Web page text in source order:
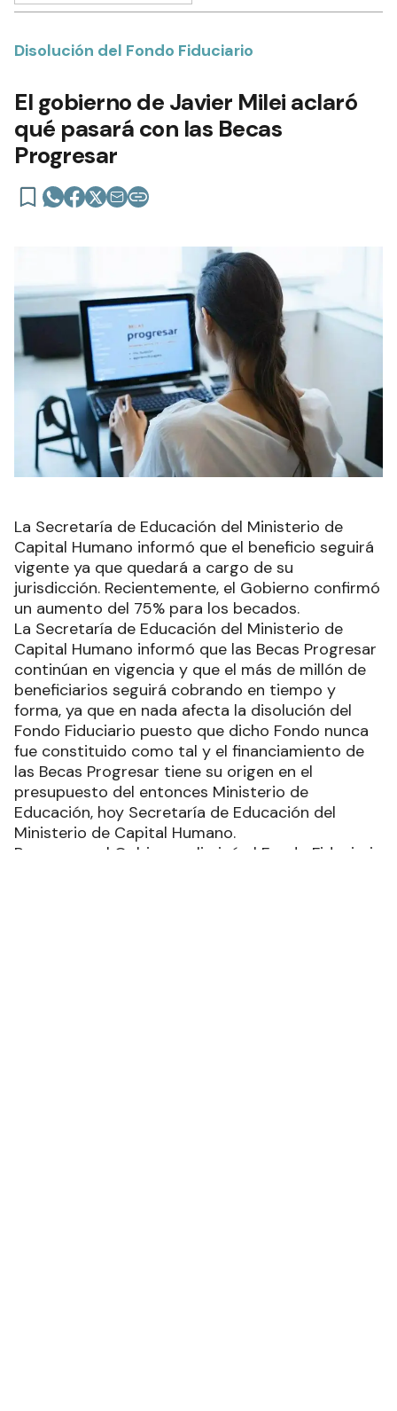
Disolución del Fondo Fiduciario
El gobierno de Javier Milei aclaró
qué pasará con las Becas
Progresar
La Secretaría de Educación del Ministerio de
Capital Humano informó que el beneficio seguirá
vigente ya que quedará a cargo de su
jurisdicción. Recientemente, el Gobierno confirmó
un aumento del 75% para los becados.
La Secretaría de Educación del Ministerio de
Capital Humano informó que las Becas Progresar
continúan en vigencia y que el más de millón de
beneficiarios seguirá cobrando en tiempo y
forma, ya que en nada afecta la disolución del
Fondo Fiduciario puesto que dicho Fondo nunca
fue constituido como tal y el financiamiento de
las Becas Progresar tiene su origen en el
presupuesto del entonces Ministerio de
Educación, hoy Secretaría de Educación del
Ministerio de Capital Humano.
Pese a que el Gobierno eliminó el Fondo Fiduciario